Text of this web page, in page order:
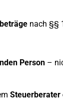
nach §§
Person–
Steuerberater